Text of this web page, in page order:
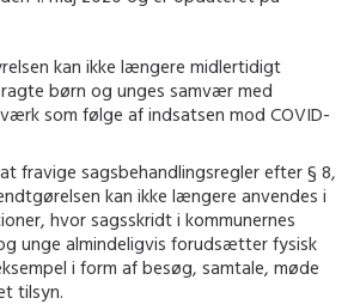
kan ikke længere midlertidigt
børn og unges samvær med
som følge af indsatsen mod COVID-
fravige sagsbehandlingsregler efter § 8,
kan ikke længere anvendes i
hvor sagsskridt i kommunernes
unge almindeligvis forudsætter fysisk
i form af besøg, samtale, møde
tilsyn.